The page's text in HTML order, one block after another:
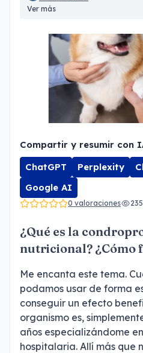
Ver más
Compartir y resumir con
ChatGPT
Perplexity
Google AI
0 valoraciones
¿Qué es la
nutricional? ¿Cómo
Me encanta este tema.
podamos usar de forma
conseguir un efecto
organismo es,
años especializándome
hospitalaria. Allí más que